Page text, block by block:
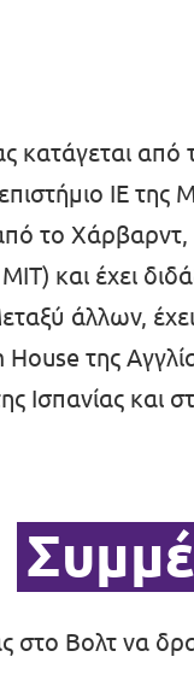
κατάγεται από
ΙΕ
το Χάρβαρντ,
και έχει
άλλων, έχει
της
Ισπανίας και
στο Βολτ να